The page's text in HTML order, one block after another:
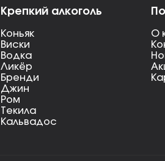
Крепкий алкоголь
Коньяк
Виски
Водка
Ликёр
Бренди
Джин
Ром
Текила
Кальвадос
О